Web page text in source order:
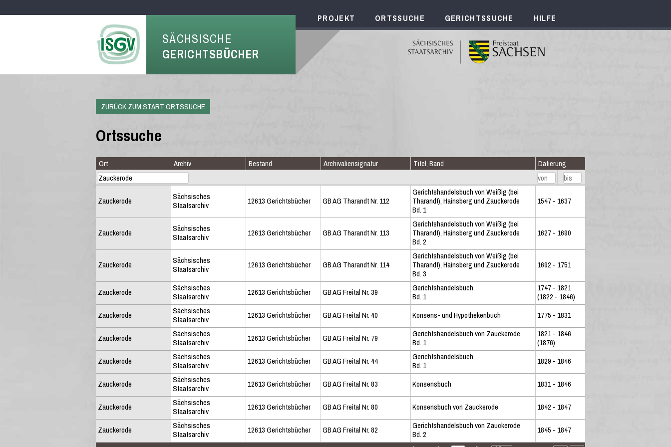
SÄCHSISCHE
GERICHTSBÜCHER
PROJEKT ORTSSUCHE GERICHTSSUCHE HILFE
ZURÜCK ZUM START ORTSSUCHE
Ortssuche
Ort Archiv Bestand Archivaliensignatur Titel, Band Datierung
Zauckerode
Sächsisches
Staatsarchiv
12613 Gerichtsbücher GB AG Tharandt Nr. 112
Gerichtshandelsbuch von Weißig (bei
Tharandt), Hainsberg und Zauckerode
Bd. 1
1547 - 1637
Zauckerode
Sächsisches
Staatsarchiv
12613 Gerichtsbücher GB AG Tharandt Nr. 113
Gerichtshandelsbuch von Weißig (bei
Tharandt), Hainsberg und Zauckerode
Bd. 2
1627 - 1690
Zauckerode
Sächsisches
Staatsarchiv
12613 Gerichtsbücher GB AG Tharandt Nr. 114
Gerichtshandelsbuch von Weißig (bei
Tharandt), Hainsberg und Zauckerode
Bd. 3
1692 - 1751
Zauckerode
Sächsisches
Staatsarchiv
12613 Gerichtsbücher GB AG Freital Nr. 39
Gerichtshandelsbuch
Bd. 1
1747 - 1821
(1822 - 1846)
Zauckerode
Sächsisches
Staatsarchiv
12613 Gerichtsbücher GB AG Freital Nr. 40 Konsens- und Hypothekenbuch 1775 - 1831
Zauckerode
Sächsisches
Staatsarchiv
12613 Gerichtsbücher GB AG Freital Nr. 79
Gerichtshandelsbuch von Zauckerode
Bd. 1
1821 - 1846
(1876)
Zauckerode
Sächsisches
Staatsarchiv
12613 Gerichtsbücher GB AG Freital Nr. 44
Gerichtshandelsbuch
Bd. 1
1829 - 1846
Zauckerode
Sächsisches
Staatsarchiv
12613 Gerichtsbücher GB AG Freital Nr. 83 Konsensbuch 1831 - 1846
Zauckerode
Sächsisches
Staatsarchiv
12613 Gerichtsbücher GB AG Freital Nr. 80 Konsensbuch von Zauckerode 1842 - 1847
Zauckerode
Sächsisches
Staatsarchiv
12613 Gerichtsbücher GB AG Freital Nr. 82
Gerichtshandelsbuch von Zauckerode
Bd. 2
1845 - 1847